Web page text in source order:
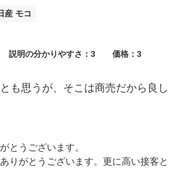
産 モコ
説明の分かりやすさ：3 価格：3
も思うが、そこは商売だから良し
とうございます。
ます。更に高い接客とご対応が出来るよう、精進していきますので宜